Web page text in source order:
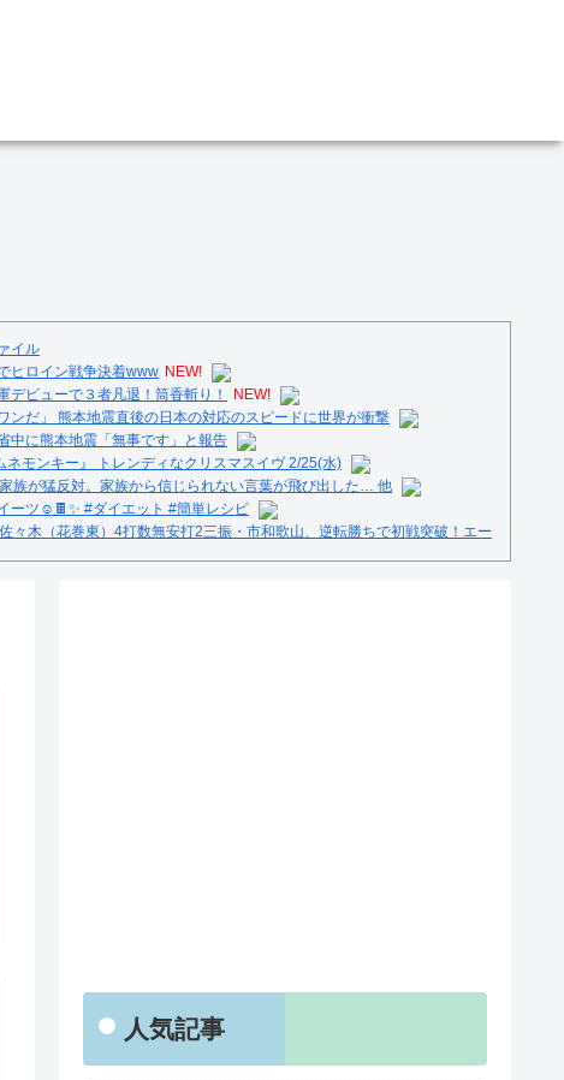
イル
ヒロイン戦争決着www NEW!
デビューで３者凡退！筒香斬り！
NEW!
ンだ」 熊本地震直後の日本の対応のスピードに世界が衝撃
中に熊本地震「無事です」と報告
ネモンキー』 トレンディなクリスマスイヴ 2/25(水)
族が猛反対。家族から信じられない言葉が飛び出した… 他
ーツ☺️🍫✨ #ダイエット #簡単レシピ
々木（花巻東）4打数無安打2三振・市和歌山、逆転勝ちで初戦突破！エー
人気記事